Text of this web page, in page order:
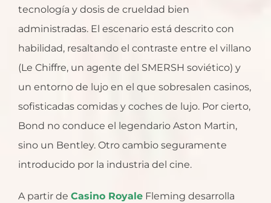
tecnología y dosis de crueldad bien
administradas. El escenario está descrito con
habilidad, resaltando el contraste entre el villano
(Le Chiffre, un agente del SMERSH soviético) y
un entorno de lujo en el que sobresalen casinos,
sofisticadas comidas y coches de lujo. Por cierto,
Bond no conduce el legendario Aston Martin,
sino un Bentley. Otro cambio seguramente
introducido por la industria del cine.
A partir de Casino Royale Fleming desarrolla